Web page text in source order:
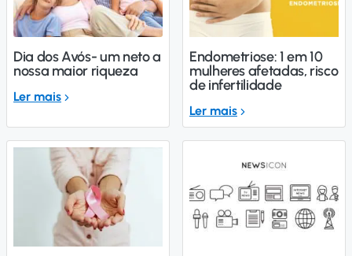
Dia dos Avós- um neto a
nossa maior riqueza
Ler mais
Endometriose: 1 em 10
mulheres afetadas, risco
de infertilidade
Ler mais